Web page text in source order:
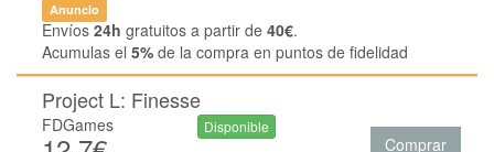
Anuncio
Envíos 24h gratuitos a partir de 40€.
Acumulas el 5% de la compra en puntos de fidelidad
Project L: Finesse
FDGames Disponible
Comprar